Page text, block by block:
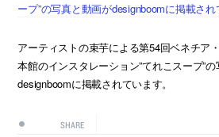
ープ”の写真と動画がdesignboomに掲載さ
アーティストの束芋による第54回ベネチア
本館のインスタレーション”てれこスープ”の
designboomに掲載されています。
SHARE